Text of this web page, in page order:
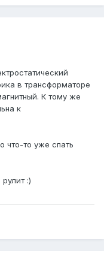
в трансформаторе
К тому же
к
что-то уже спать
:)